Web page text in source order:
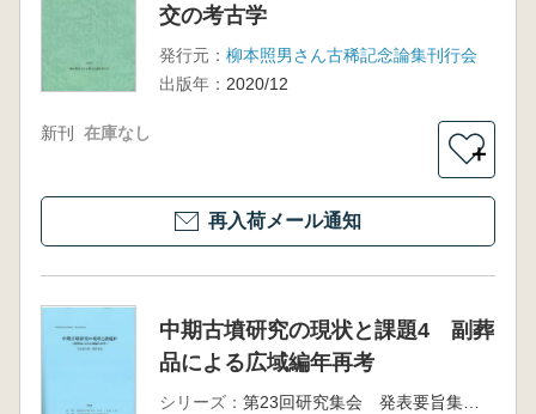
交の考古学
発行元： 柳本照男さん古稀記念論集刊行会
出版年： 2020/12
新刊 在庫なし
＋
再入荷メール通知
中期古墳研究の現状と課題4 副葬
品による広域編年再考
シリーズ：
第23回研究集会 発表要旨集・資料集